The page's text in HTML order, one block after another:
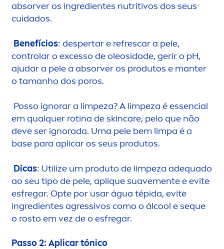
absorver os ingredientes nutritivos dos seus
cuidados.
Benefícios: despertar e refrescar a pele,
controlar o excesso de oleosidade, gerir o pH,
ajudar a pele a absorver os produtos e manter
o tamanho dos poros.
Posso ignorar a limpeza? A limpeza é essencial
em qualquer rotina deskincare, pelo que não
deve ser ignorada. Uma pele bem limpa é a
base para aplicar os seus produtos.
Dicas: Utilize um produto de limpeza adequado
ao seu tipo de pele, aplique suavemente e evite
esfregar. Opte por usar água tépida, evite
ingredientes agressivos como o álcool e seque
o rosto em vez de o esfregar.
Passo 2: Aplicar tónico